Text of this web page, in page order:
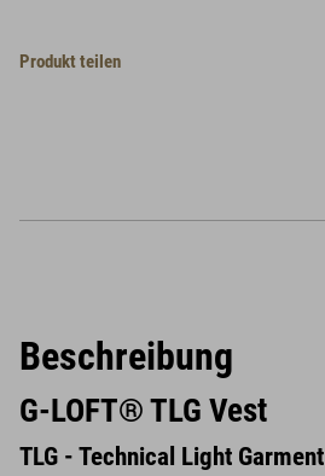
Produkt teilen
Beschreibung
G-LOFT® TLG Vest
TLG - Technical Light Garment